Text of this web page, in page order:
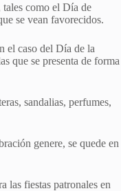
tales como el Día de
se vean favorecidos.
el caso del Día de la
que se presenta de forma
sandalias, perfumes,
genere, se quede en
las fiestas patronales en